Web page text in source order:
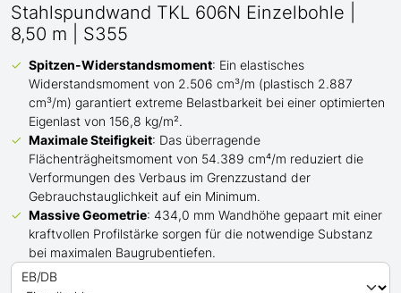
Stahlspundwand TKL 606N Einzelbohle |
8,50 m | S355
Spitzen-Widerstandsmoment: Ein elastisches
Widerstandsmoment von 2.506 cm³/m (plastisch 2.887
cm³/m) garantiert extreme Belastbarkeit bei einer optimierten
Eigenlast von 156,8 kg/m².
Maximale Steifigkeit: Das überragende
Flächenträgheitsmoment von 54.389 cm⁴/m reduziert die
Verformungen des Verbaus im Grenzzustand der
Gebrauchstauglichkeit auf ein Minimum.
Massive Geometrie: 434,0 mm Wandhöhe gepaart mit einer
kraftvollen Profilstärke sorgen für die notwendige Substanz
bei maximalen Baugrubentiefen.
EB/DB